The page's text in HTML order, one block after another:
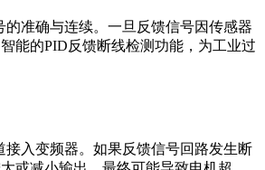
准确与连续。一旦反馈信号因传感器
能的PID反馈断线检测功能，为工业过
入变频器。如果反馈信号回路发生断